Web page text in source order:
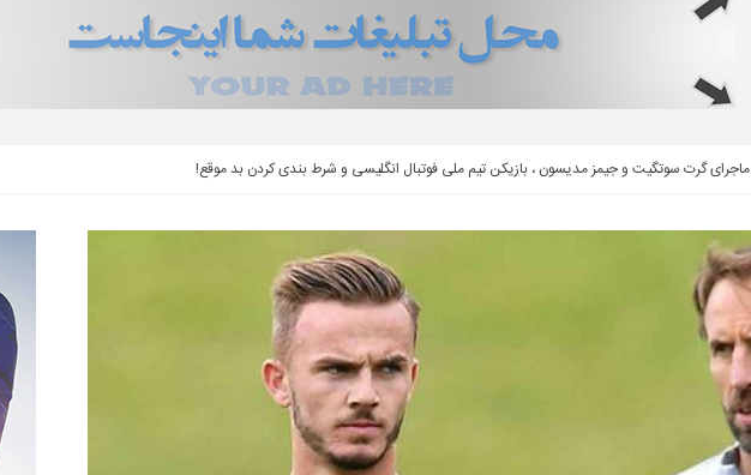
ماجرای گرت سوتگیت و جیمز مدیسون ، بازیکن تیم ملی فوتبال انگلیسی و شرط بندی کردن بد موقع!